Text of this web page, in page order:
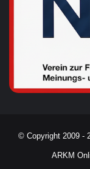
© Copyright 2009 -
ARKM